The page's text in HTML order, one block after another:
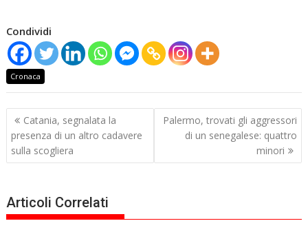
Condividi
Cronaca
Navigazione
articoli
Catania, segnalata la
presenza di un altro cadavere
sulla scogliera
Palermo, trovati gli aggressori
di un senegalese: quattro
minori
Articoli Correlati